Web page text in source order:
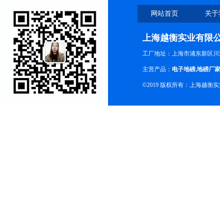
网站首页 关
上海越衡实业有限
工厂地址：上海市浦东新区川
主营产品： 电子地磅,地磅厂家
©2019 版权所有：上海越衡